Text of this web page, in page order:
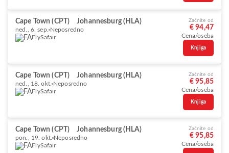
Cape Town (CPT) Johannesburg (HLA)
ned., 6. sep. Neposredno
FlySafair
Začnite od
€ 94,47
Cena/oseba
Knjiga
Cape Town (CPT) Johannesburg (HLA)
ned., 18. okt. Neposredno
FlySafair
Začnite od
€ 95,85
Cena/oseba
Knjiga
Cape Town (CPT) Johannesburg (HLA)
pon., 19. okt. Neposredno
FlySafair
Začnite od
€ 95,85
Cena/oseba